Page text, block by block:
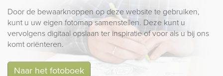
Door de bewaarknoppen op deze website te gebruiken,
kunt u uw eigen fotomap samenstellen. Deze kunt u
vervolgens digitaal opslaan ter inspiratie of voor als u bij ons
komt oriënteren.
Naar het fotoboek